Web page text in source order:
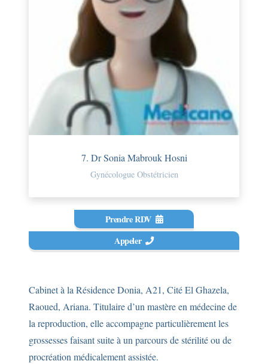
7. Dr Sonia Mabrouk Hosni
Gynécologue Obstétricien
Prendre RDV
Appeler
Cabinet à la Résidence Donia, A21, Cité El Ghazela,
Raoued, Ariana. Titulaire d’un mastère en médecine de
la reproduction, elle accompagne particulièrement les
grossesses faisant suite à un parcours de stérilité ou de
procréation médicalement assistée.